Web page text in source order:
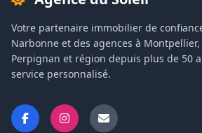
Votre partenaire immobilier de
Narbonne et des agences à
Perpignan et région depuis plus de 50
service personnalisé.